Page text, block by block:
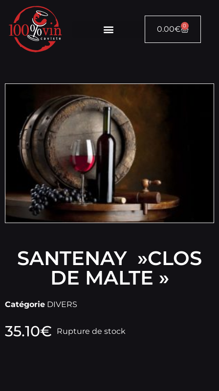
0.00€ 0
SANTENAY »CLOS
DE MALTE »
Catégorie DIVERS
35.10€ Rupture de stock